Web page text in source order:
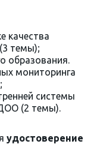
качества
темы);
образования.
мониторинга
системы
(2 темы).
удостоверение